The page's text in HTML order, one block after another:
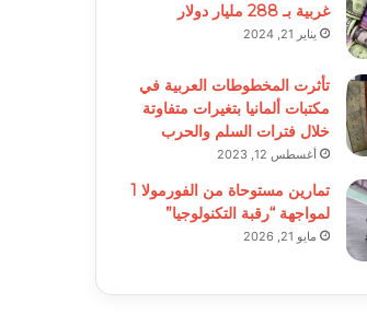
غربية بـ 288 مليار دولار
يناير 21, 2024
تأثرت المخطوطات العربية في
مكتبات ألمانيا بتغيرات متفاوتة
خلال فترات السلم والحرب
أغسطس 12, 2023
تمارين مستوحاة من الفورمولا 1
لمواجهة “رقبة التكنولوجيا”
مايو 21, 2026